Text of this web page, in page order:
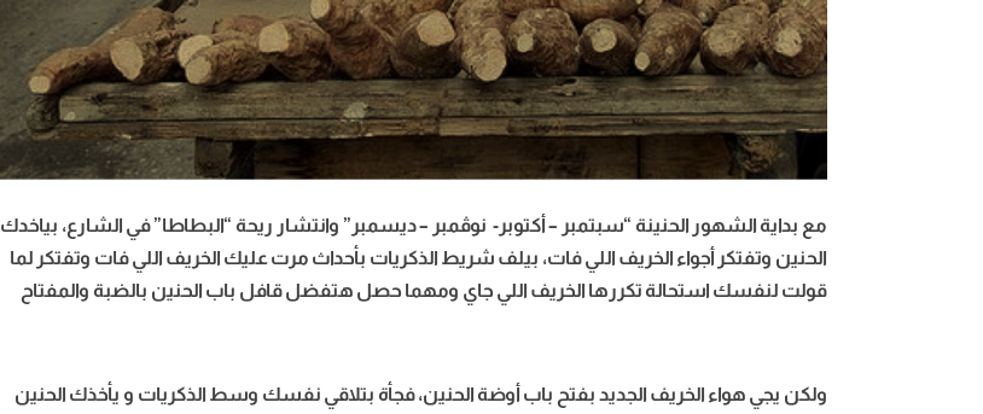
مع بداية الشهور الحنينة “سبتمبر – أكتوبر- نوڤمبر – ديسمبر” وانتشار ريحة “البطاطا” في الشارع، بياخدك
الحنين وتفتكر أجواء الخريف اللي فات، بيلف شريط الذكريات بأحداث مرت عليك الخريف اللي فات وتفتكر لما
قولت لنفسك استحالة تكررها الخريف اللي جاي ومهما حصل هتفضل قافل باب الحنين بالضبة والمفتاح
ولكن يجي هواء الخريف الجديد بفتح باب أوضة الحنين، فجأة بتلاقي نفسك وسط الذكريات و يأخذك الحنين